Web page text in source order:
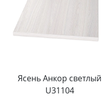
Ясень Анкор светлый
U31104